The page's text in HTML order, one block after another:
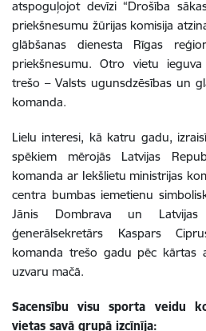
atspoguļojot devīzi “Drošība
priekšnesumu žūrijas komisija
glābšanas dienesta Rīgas
priekšnesumu. Otro vietu
trešo – Valsts ugunsdzēsības un
komanda.
Lielu interesi, kā katru gadu,
spēkiem mērojās Latvijas
komanda ar Iekšlietu ministrijas
centra bumbas iemetienu
Jānis Dombrava un Latvijas
ģenerālsekretārs Kaspars
komanda trešo gadu pēc kārtas
uzvaru mačā.
Sacensību visu sporta veidu
vietas savā grupā izcīnīja: